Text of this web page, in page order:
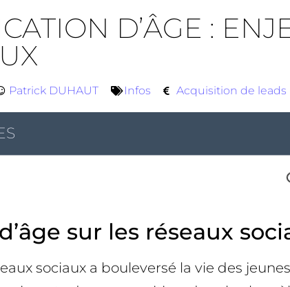
D’ÂGE :
Patrick DUHAUT Infos Acquisition de leads
sur les réseaux
sociaux a bouleversé la vie des